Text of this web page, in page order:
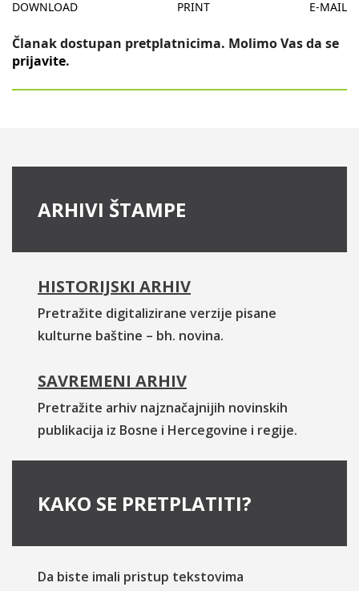
DOWNLOAD PRINT E-MAIL
Članak dostupan pretplatnicima. Molimo Vas da se
prijavite.
ARHIVI ŠTAMPE
HISTORIJSKI ARHIV
Pretražite digitalizirane verzije pisane
kulturne baštine – bh. novina.
SAVREMENI ARHIV
Pretražite arhiv najznačajnijih novinskih
publikacija iz Bosne i Hercegovine i regije.
KAKO SE PRETPLATITI?
Da biste imali pristup tekstovima